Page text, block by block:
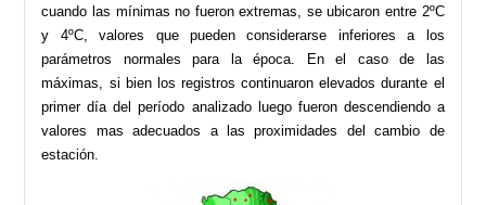
cuando las mínimas no fueron extremas, se ubicaron entre 2ºC
y 4ºC, valores que pueden considerarse inferiores a los
parámetros normales para la época. En el caso de las
máximas, si bien los registros continuaron elevados durante el
primer día del período analizado luego fueron descendiendo a
valores mas adecuados a las proximidades del cambio de
estación.